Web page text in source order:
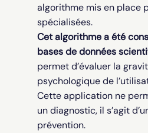
algorithme mis en place
spécialisées.
Cet algorithme a été
bases de données
permet d’évaluer la
psychologique de
Cette application ne
un diagnostic, il s’agit
prévention.